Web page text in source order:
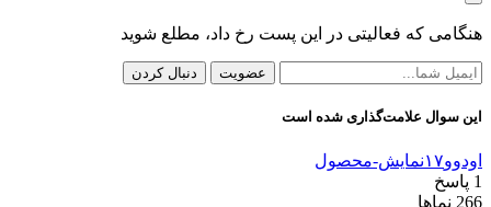
هنگامی که فعالیتی در این پست رخ داد، مطلع شوید
عضویت دنبال کردن
این سوال علامت‌گذاری شده است
اودوو۱۷
نمایش-محصول
1 پاسخ
266 نماها